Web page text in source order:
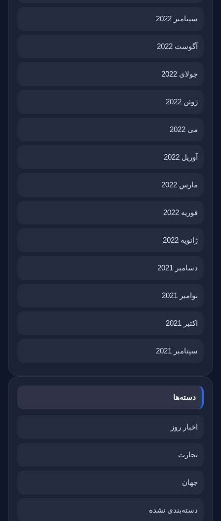
سپتامبر 2022
آگوست 2022
جولای 2022
ژوئن 2022
می 2022
آوریل 2022
مارس 2022
فوریه 2022
ژانویه 2022
دسامبر 2021
نوامبر 2021
اکتبر 2021
سپتامبر 2021
دسته‌ها
اخبار روز
تجارت
جهان
دسته‌بندی نشده